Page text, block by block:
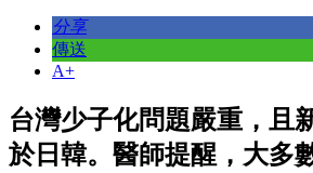
分享
傳送
A+
台灣少子化問題嚴重，且
於日韓。醫師提醒，大多